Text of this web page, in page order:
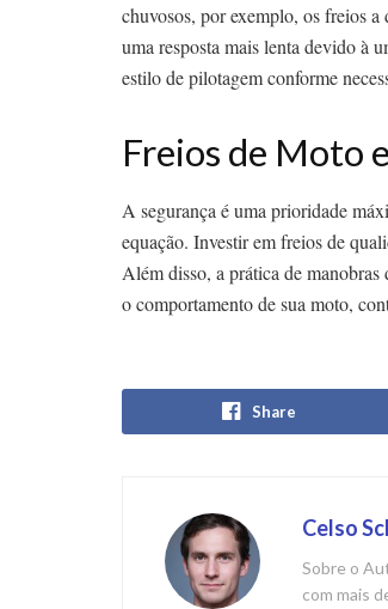
chuvosos, por exemplo, os freios
uma resposta mais lenta devido à
estilo de pilotagem conforme
Freios de Moto
A segurança é uma prioridade
equação. Investir em freios de
Além disso, a prática de
o comportamento de sua moto,
Share
Celso
Sobre o
com mais